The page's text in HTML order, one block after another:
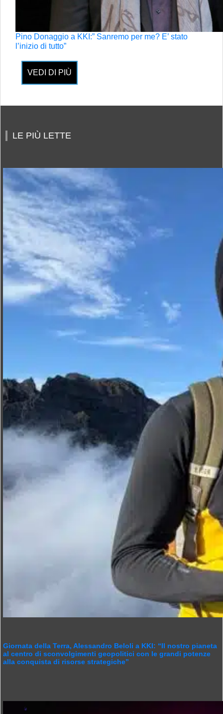
Pino Donaggio a KKI:” Sanremo per me? E’ stato
l’inizio di tutto”
VEDI DI PIÙ
LE PIÙ LETTE
Giornata della Terra, Alessandro Beloli a KKI: “Il nostro pianeta
al centro di sconvolgimenti geopolitici con le grandi potenze
alla conquista di risorse strategiche”